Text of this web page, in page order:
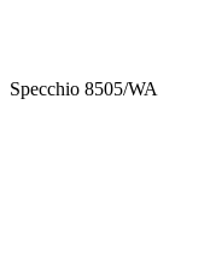
Specchio 8505/WA